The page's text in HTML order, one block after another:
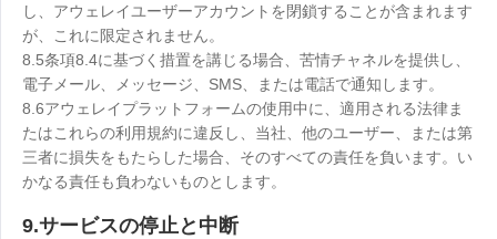
し、アウェレイユーザーアカウントを閉鎖することが含まれます
が、これに限定されません。
8.5条項8.4に基づく措置を講じる場合、苦情チャネルを提供し、
電子メール、メッセージ、SMS、または電話で通知します。
8.6アウェレイプラットフォームの使用中に、適用される法律ま
たはこれらの利用規約に違反し、当社、他のユーザー、または第
三者に損失をもたらした場合、そのすべての責任を負います。い
かなる責任も負わないものとします。
9.サービスの停止と中断